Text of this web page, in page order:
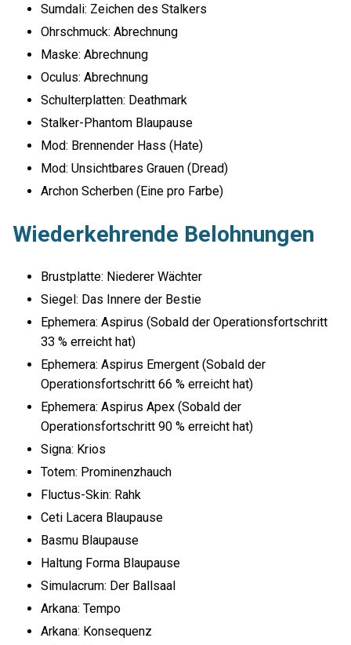
Sumdali: Zeichen des Stalkers
Ohrschmuck: Abrechnung
Maske: Abrechnung
Oculus: Abrechnung
Schulterplatten: Deathmark
Stalker-Phantom Blaupause
Mod: Brennender Hass (Hate)
Mod: Unsichtbares Grauen (Dread)
Archon Scherben (Eine pro Farbe)
Wiederkehrende Belohnungen
Brustplatte: Niederer Wächter
Siegel: Das Innere der Bestie
Ephemera: Aspirus (Sobald der Operationsfortschritt
33 % erreicht hat)
Ephemera: Aspirus Emergent (Sobald der
Operationsfortschritt 66 % erreicht hat)
Ephemera: Aspirus Apex (Sobald der
Operationsfortschritt 90 % erreicht hat)
Signa: Krios
Totem: Prominenzhauch
Fluctus-Skin: Rahk
Ceti Lacera Blaupause
Basmu Blaupause
Haltung Forma Blaupause
Simulacrum: Der Ballsaal
Arkana: Tempo
Arkana: Konsequenz